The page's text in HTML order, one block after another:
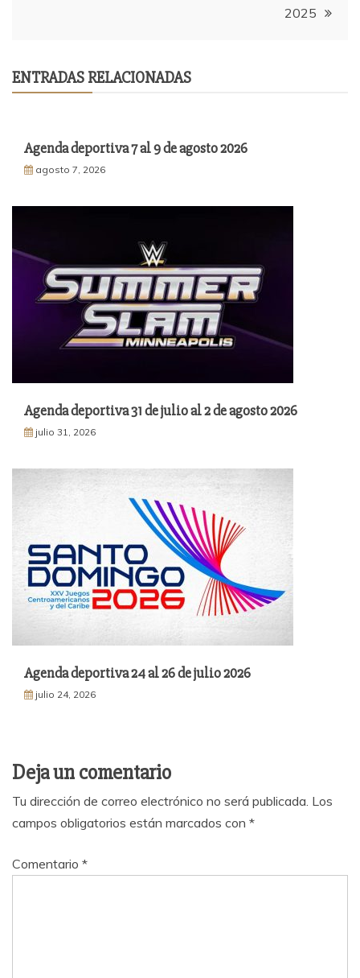
2025
ENTRADAS RELACIONADAS
Agenda deportiva 7 al 9 de agosto 2026
agosto 7, 2026
Agenda deportiva 31 de julio al 2 de agosto 2026
julio 31, 2026
Agenda deportiva 24 al 26 de julio 2026
julio 24, 2026
Deja un comentario
Tu dirección de correo electrónico no será publicada. Los
campos obligatorios están marcados con *
Comentario *